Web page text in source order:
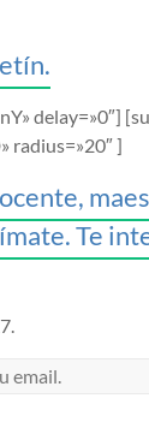
delay=»0″]
radius=»20″ ]
Te